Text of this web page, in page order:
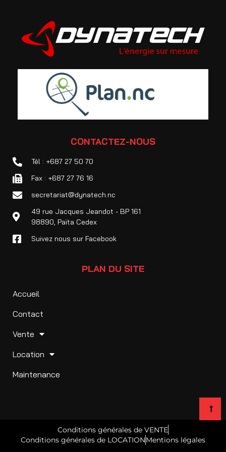
CONTACTEZ-NOUS
Tél : +687 27 50 70
Fax : +687 27 76 16
secretariat@dynatech.nc
49 rue Jacques Jeandot - BP 161
98890, Païta Cedex
Suivez nous sur Facebook
PLAN DU SITE
Accueil
Contact
Vente
Location
Maintenance
Conditions générales de VENTE
Conditions générales de LOCATIONMentions légales